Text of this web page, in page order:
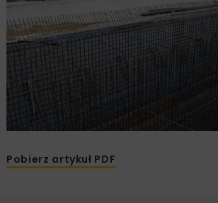
Pobierz artykuł PDF